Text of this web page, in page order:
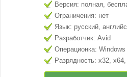
Версия: полная,
Ограничения: нет
Язык: русский,
Разработчик: Avid
Операционка:
Разрядность: x32,